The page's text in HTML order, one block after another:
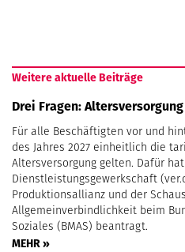
Weitere aktuelle Beiträge
Drei Fragen:
Für alle Beschäftigten vor und
des Jahres 2027 einheitlich die
Altersversorgung gelten. Dafür
Dienstleistungsgewerkschaft
Produktionsallianz und der
Allgemeinverbindlichkeit beim
Soziales (BMAS) beantragt.
MEHR »